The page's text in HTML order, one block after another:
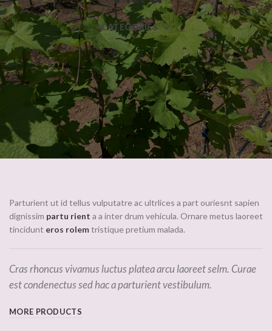
CATEGORIES
Parturient ut id tellus vulputatre ac ultrlices a part ouriesnt sapien
dignissim partu rient a a inter drum vehicula. Ornare metus laoreet
tincidunt eros rolemtristique pretium malada.
Cras rhoncus vivamus luctus platea arcu laoreet selm. Curae
est condenectus sed hac a parturient vestibulum.
MORE PRODUCTS